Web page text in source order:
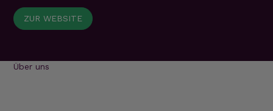
ZUR WEBSITE
Über uns